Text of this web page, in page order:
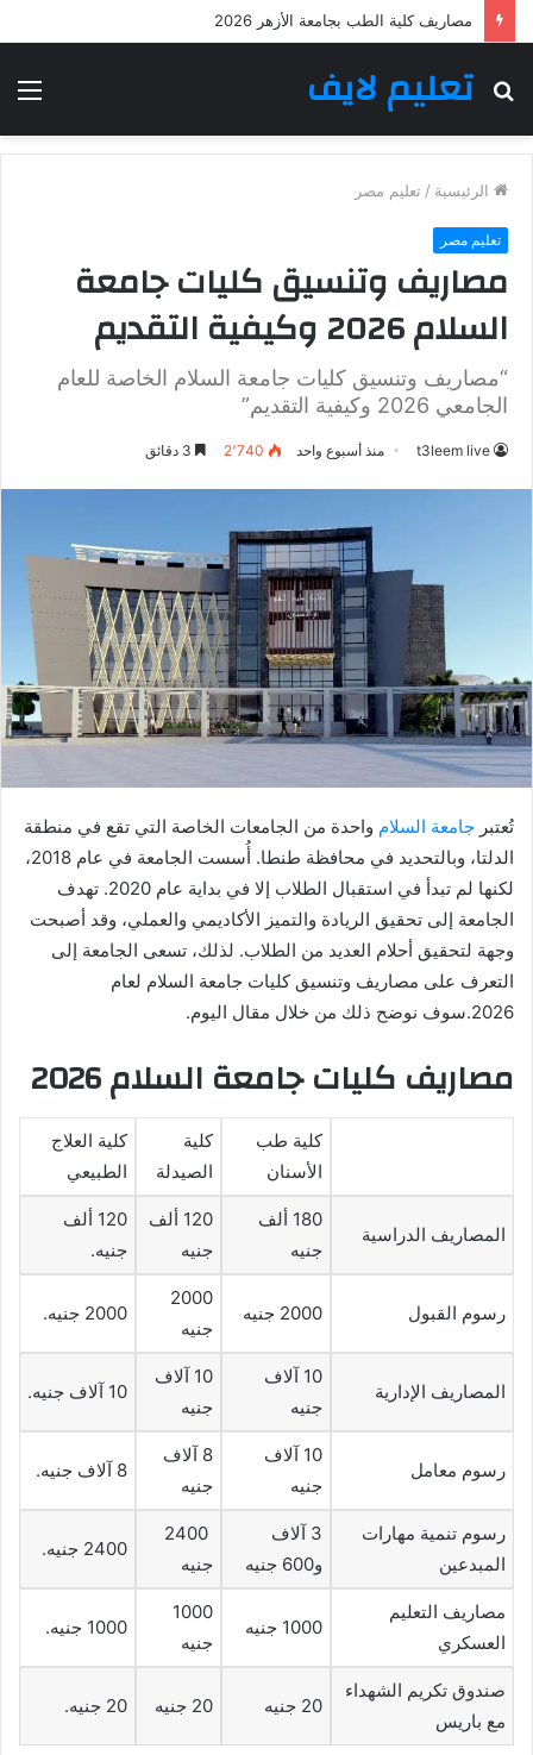
مصاريف كلية الطب بجامعة الأزهر 2026
تعليم لايف
بحث
الرئيسية / تعليم مصر
تعليم مصر
مصاريف وتنسيق كليات جامعة
السلام 2026 وكيفية التقديم
“مصاريف وتنسيق كليات جامعة السلام الخاصة للعام
الجامعي 2026 وكيفية التقديم”
t3leem live منذ أسبوع واحد 2٬740
تُعتبر جامعة السلام واحدة من الجامعات الخاصة التي تقع في منطقة
الدلتا، وبالتحديد في محافظة طنطا. أُسست الجامعة في عام 2018،
لكنها لم تبدأ في استقبال الطلاب إلا في بداية عام 2020. تهدف
الجامعة إلى تحقيق الريادة والتميز الأكاديمي والعملي، وقد أصبحت
وجهة لتحقيق أحلام العديد من الطلاب. لذلك، تسعى الجامعة إلى
التعرف على مصاريف وتنسيق كليات جامعة السلام لعام
2026.سوف نوضح ذلك من خلال مقال اليوم.
مصاريف كليات جامعة السلام 2026
كلية طب
الأسنان
كلية
الصيدلة
كلية العلاج
الطبيعي
المصاريف الدراسية
180 ألف
جنيه
120 ألف
جنيه
120 ألف
جنيه.
رسوم القبول 2000 جنيه
2000
جنيه
2000 جنيه.
المصاريف الإدارية
10 آلاف
جنيه
10 آلاف
جنيه
10 آلاف جنيه.
رسوم معامل
10 آلاف
جنيه
8 آلاف
جنيه
8 آلاف جنيه.
رسوم تنمية مهارات
المبدعين
3 آلاف
و600 جنيه
2400
جنيه
2400 جنيه.
مصاريف التعليم
العسكري
1000 جنيه
1000
جنيه
1000 جنيه.
صندوق تكريم الشهداء
مع باريس
20 جنيه 20 جنيه 20 جنيه.